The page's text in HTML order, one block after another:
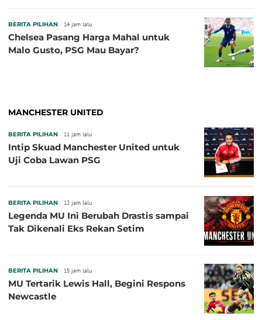
BERITA PILIHAN 14 jam lalu
Chelsea Pasang Harga Mahal untuk
Malo Gusto, PSG Mau Bayar?
MANCHESTER UNITED
BERITA PILIHAN 11 jam lalu
Intip Skuad Manchester United untuk
Uji Coba Lawan PSG
BERITA PILIHAN 12 jam lalu
Legenda MU Ini Berubah Drastis sampai
Tak Dikenali Eks Rekan Setim
BERITA PILIHAN 15 jam lalu
MU Tertarik Lewis Hall, Begini Respons
Newcastle